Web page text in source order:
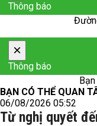
Thông báo
×
Thông báo
BẠN CÓ THỂ QUAN
06/08/2026 05:52
Từ nghị quyết